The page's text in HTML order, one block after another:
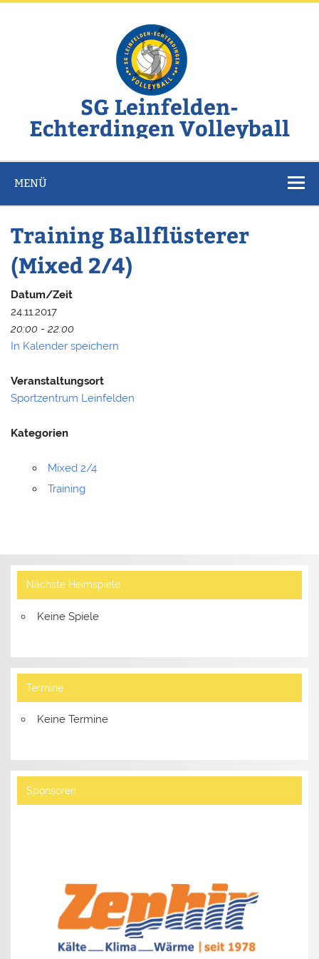
Zum
SG Leinfelden-
Echterdingen Volleyball
MENÜ
Training Ballflüsterer
(Mixed 2/4)
Datum/Zeit
24.11.2017
20:00 - 22:00
In Kalender speichern
Veranstaltungsort
Sportzentrum Leinfelden
Kategorien
Mixed 2/4
Training
Nächste Heimspiele
Keine Spiele
Termine
Keine Termine
Sponsoren